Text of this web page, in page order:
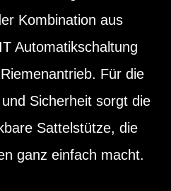
Kombination aus
Automatikschaltung
Für die
Sicherheit sorgt die
Sattelstütze, die
ganz einfach macht.